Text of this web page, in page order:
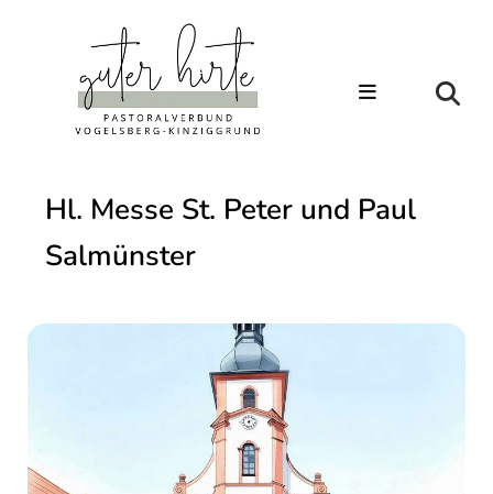
Hl. Messe St. Peter und Paul
Salmünster